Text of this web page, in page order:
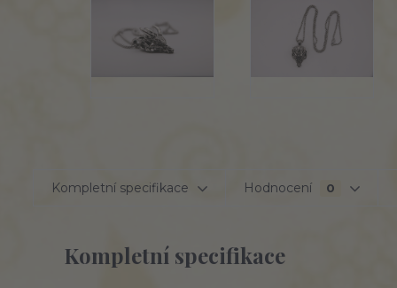
Kompletní specifikace Hodnocení 0
Kompletní specifikace